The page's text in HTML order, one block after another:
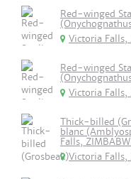
Red-winged
Victoria Falls,
Red-winged
Victoria Falls,
Thick-billed
blanc
Falls,
Victoria Falls,